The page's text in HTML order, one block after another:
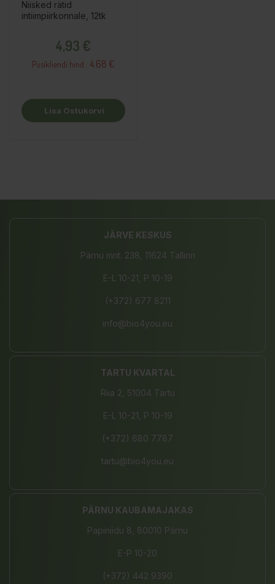
Niisked rätid
intiimpiirkonnale, 12tk
4,93 €
Püsikliendi hind : 4.68 €
Lisa Ostukorvi
JÄRVE KESKUS
Pärnu mnt. 238, 11624 Tallinn
E-L 10-21, P 10-19
(+372) 677 8211
info@bio4you.eu
TARTU KVARTAL
Riia 2, 51004 Tartu
E-L 10-21, P 10-19
(+372) 680 7787
tartu@bio4you.eu
PÄRNU KAUBAMAJAKAS
Papiniidu 8, 80010 Pärnu
E-P 10-20
(+372) 442 9390